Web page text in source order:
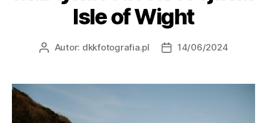
Isle of Wight
Autor: dkkfotografia.pl 14/06/2024